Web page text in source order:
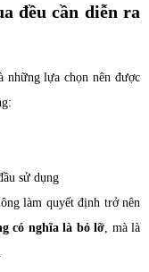
đều cần diễn ra
những lựa chọn nên được
sử dụng
làm quyết định trở nên
có nghĩa là bỏ lỡ , mà là